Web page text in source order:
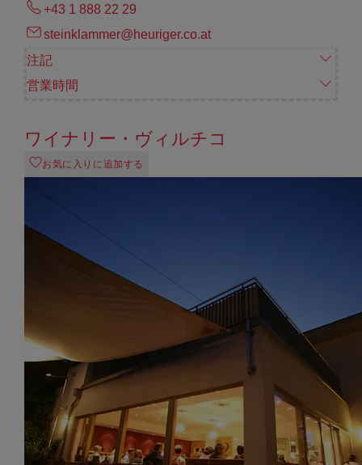
+43 1 888 22 29
steinklammer@heuriger.co.at
注記
営業時間
ワイナリー・ヴィルチコ
お気に入りに追加する